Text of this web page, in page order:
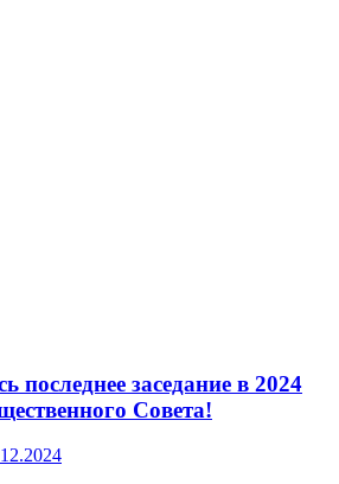
последнее заседание в 2024
Совета!